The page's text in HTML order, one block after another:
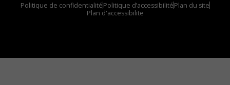
Politique de confidentialitéPolitique d’accessibilitéPlan du site
Plan d'accessibilite